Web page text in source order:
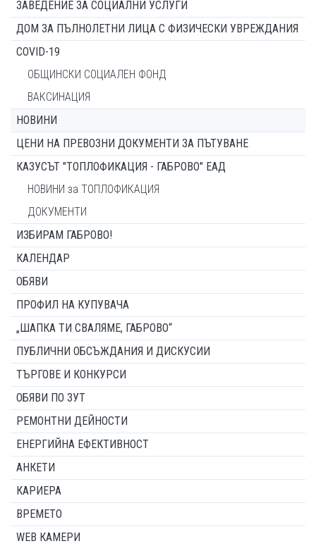
ЗАВЕДЕНИЕ ЗА СОЦИАЛНИ УСЛУГИ
ДОМ ЗА ПЪЛНОЛЕТНИ ЛИЦА С ФИЗИЧЕСКИ УВРЕЖДАНИЯ
COVID-19
ОБЩИНСКИ СОЦИАЛЕН ФОНД
ВАКСИНАЦИЯ
НОВИНИ
ЦЕНИ НА ПРЕВОЗНИ ДОКУМЕНТИ ЗА ПЪТУВАНЕ
КАЗУСЪТ "ТОПЛОФИКАЦИЯ - ГАБРОВО" ЕАД
НОВИНИ за ТОПЛОФИКАЦИЯ
ДОКУМЕНТИ
ИЗБИРАМ ГАБРОВО!
КАЛЕНДАР
ОБЯВИ
ПРОФИЛ НА КУПУВАЧА
„ШАПКА ТИ СВАЛЯМЕ, ГАБРОВО“
ПУБЛИЧНИ ОБСЪЖДАНИЯ И ДИСКУСИИ
ТЪРГОВЕ И КОНКУРСИ
ОБЯВИ ПО ЗУТ
РЕМОНТНИ ДЕЙНОСТИ
ЕНЕРГИЙНА ЕФЕКТИВНОСТ
АНКЕТИ
КАРИЕРА
ВРЕМЕТО
WEB КАМЕРИ